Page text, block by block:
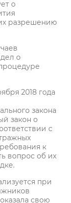
о
разрешению
о
2018 года
закона
закон о
с
к
вопрос об их
при
свою